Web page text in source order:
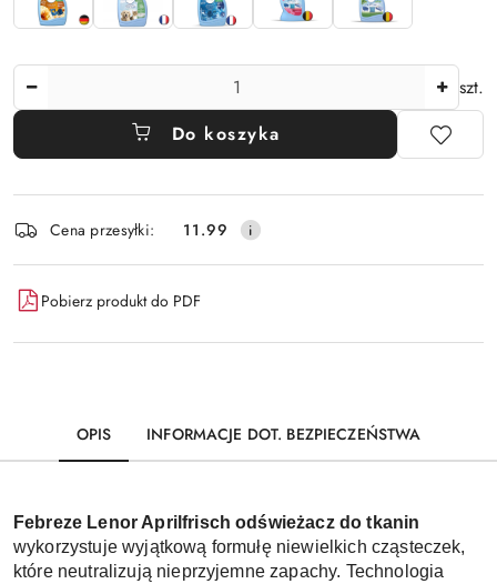
szt.
Do koszyka
i
dostawa
Cena przesyłki: 11.99
Pobierz produkt do PDF
OPIS INFORMACJE DOT. BEZPIECZEŃSTWA
wykorzystuje wyjątkową formułę niewielkich cząsteczek,
które neutralizują nieprzyjemne zapachy. Technologia